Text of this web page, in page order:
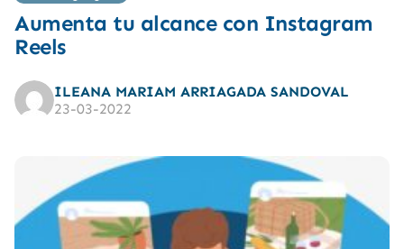
Aumenta tu alcance con Instagram
Reels
ILEANA MARIAM ARRIAGADA SANDOVAL
23-03-2022